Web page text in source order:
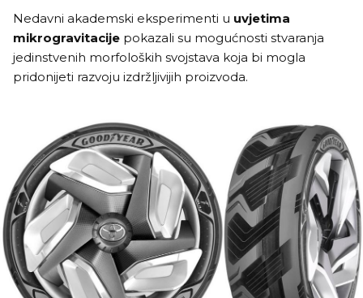
Nedavni akademski eksperimenti u uvjetima
mikrogravitacije pokazali su mogućnosti stvaranja
jedinstvenih morfoloških svojstava koja bi mogla
pridonijeti razvoju izdržljivijih proizvoda.